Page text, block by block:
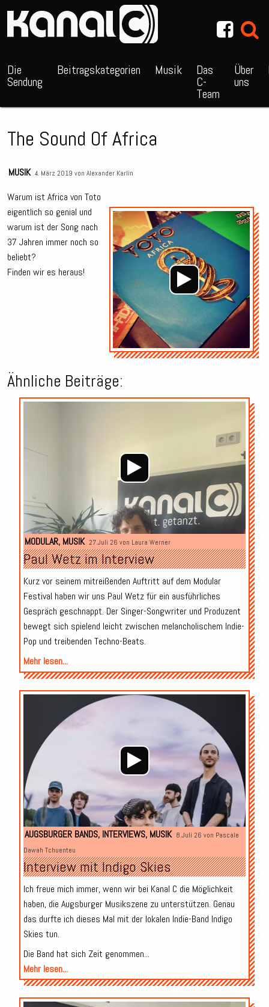
Die
Sendung
Beitragskategorien Musik Das
C-
Team
Über
uns
The Sound Of Africa
MUSIK 4. März 2019 von Alexander Karlin
Warum ist Africa von Toto
eigentlich so genial und
warum ist der Song nach
37 Jahren immer noch so
beliebt?
Finden wir es heraus!
Ähnliche Beiträge:
Audio-
Player
MODULAR, MUSIK 27.Juli 26 von Laura Werner
Paul Wetz im Interview
Kurz vor seinem mitreißenden Auftritt auf dem Modular
Festival haben wir uns Paul Wetz für ein ausführliches
Gespräch geschnappt. Der Singer-Songwriter und Produzent
bewegt sich spielend leicht zwischen melancholischem Indie-
Pop und treibenden Techno-Beats.
Mehr lesen...
Audio-
Player
AUGSBURGER BANDS, INTERVIEWS, MUSIK 8.Juli 26 von Pascale
Dawah Tchuenteu
Interview mit Indigo Skies
Ich freue mich immer, wenn wir bei Kanal C die Möglichkeit
haben, die Augsburger Musikszene zu unterstützen. Genau
das durfte ich dieses Mal mit der lokalen Indie-Band Indigo
Skies tun.
Die Band hat sich Zeit genommen...
Mehr lesen...